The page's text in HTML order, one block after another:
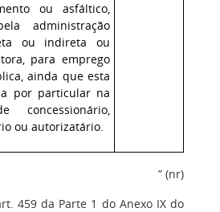
ou asfáltico,
administração
ou indireta ou
para emprego
ainda que esta
por particular na
concessionário,
ou autorizatário.
” (nr)
459 da Parte 1 do Anexo IX do